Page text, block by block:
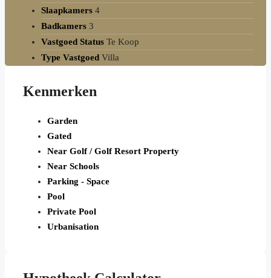
Slaapkamers 4
Badkamers 3
Vastgoed Status Te Koop
Type Vastgoed Villa
Kenmerken
Garden
Gated
Near Golf / Golf Resort Property
Near Schools
Parking - Space
Pool
Private Pool
Urbanisation